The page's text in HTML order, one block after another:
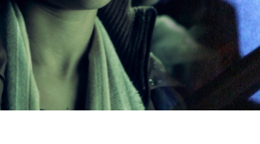
Video